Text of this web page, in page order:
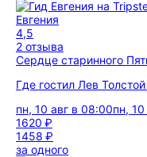
Евгения
4,5
2 отзыва
Сердце старинного
Где гостил Лев
пн, 10 авг в 08:00пн,
1620 ₽
1458 ₽
за одного